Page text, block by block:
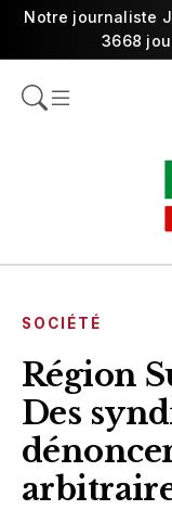
Notre journaliste
3668
SOCIÉTÉ
Région
Des